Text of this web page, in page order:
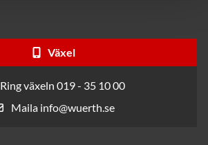
Växel
Ring växeln 019 - 35 10 00
Maila info@wuerth.se